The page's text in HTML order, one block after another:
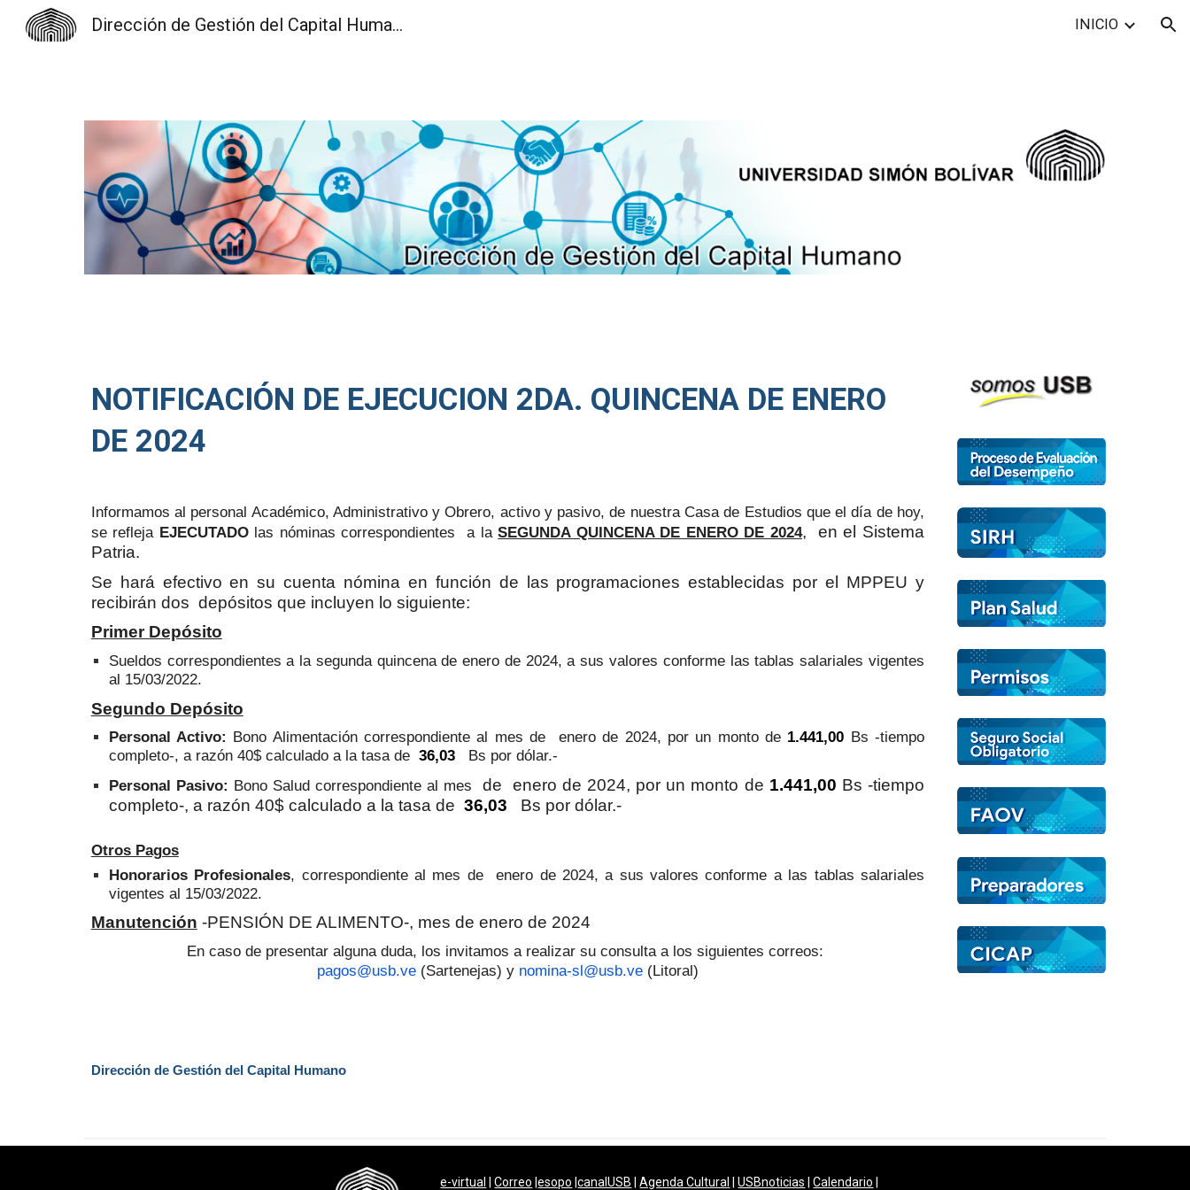
Skip to main content
Dirección de Gestión del Capital Humano INICIO
NOTIFICACIÓN DE EJECUCION 2DA. QUINCENA DE ENERO
DE 2024
Informamos al personal Académico, Administrativo y Obrero, activo y pasivo, de nuestra Casa de Estudios que el día de hoy,
se refleja EJECUTADOlas nóminas correspondientes a laSEGUNDA QUINCENA DE ENERO DE 2024, en el Sistema
Patria.
Se hará efectivo en su cuenta nómina en función de las programaciones establecidas por el MPPEU y
recibirán dos depósitos que incluyen lo siguiente:
Primer Depósito
Sueldos correspondientes a la segunda quincena de enero de 2024, a sus valores conforme las tablas salariales vigentes
al 15/03/2022.
Segundo Depósito
Personal Activo: Bono Alimentación correspondiente al mes de enero de 2024, por un monto de 1.441,00 Bs -tiempo
completo-, a razón 40$ calculado a la tasa de 36,03Bs por dólar.-
Personal Pasivo: Bono Salud correspondiente al mes de enero de 2024, por un monto de 1.441,00 Bs -tiempo
completo-, a razón 40$ calculado a la tasa de 36,03 Bs por dólar.-
Otros Pagos
Honorarios Profesionales, correspondiente al mes de enero de 2024, a sus valores conforme a las tablas salariales
vigentes al 15/03/2022.
Manutención -PENSIÓN DE ALIMENTO-, mes de enero de 2024
En caso de presentar alguna duda, los invitamos a realizar su consulta a los siguientes correos:
pagos@usb.ve(Sartenejas) y nomina-sl@usb.ve(Litoral)
Dirección de Gestión del Capital Humano
e-virtual |Correo |esopo |canalUSB |Agenda Cultural |USBnoticias |Calendario